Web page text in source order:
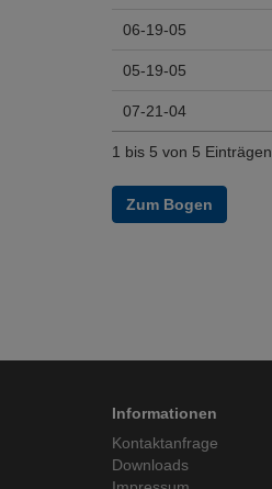
06-19-05
05-19-05
07-21-04
1 bis 5 von 5 Einträgen
Zum Bogen
Informationen
Kontaktanfrage
Downloads